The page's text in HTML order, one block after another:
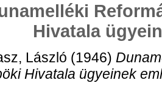
Hivatala
László (1946)
Hivatala ügyeinek